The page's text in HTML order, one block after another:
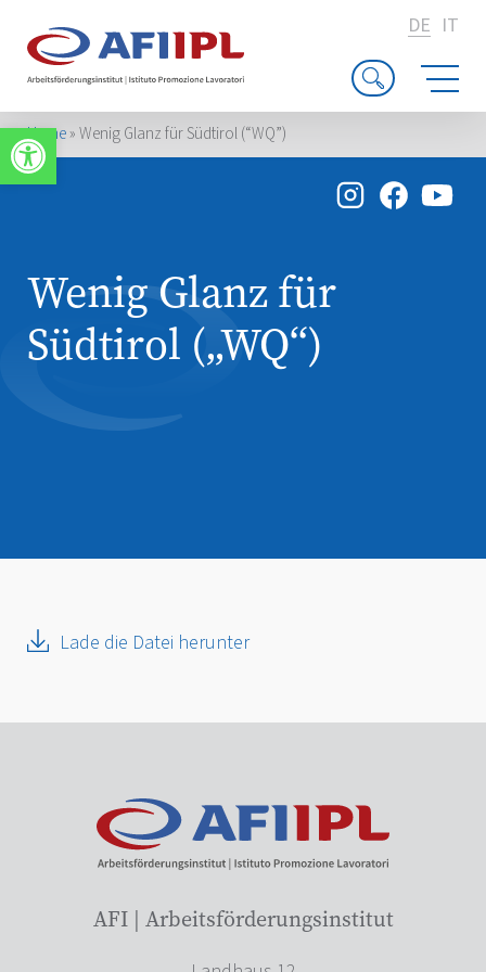
Werkzeugleiste öffnen
DE IT
Home»Wenig Glanz für Südtirol (“WQ”)
Wenig Glanz für
Südtirol („WQ“)
Lade die Datei herunter
AFI | Arbeitsförderungsinstitut